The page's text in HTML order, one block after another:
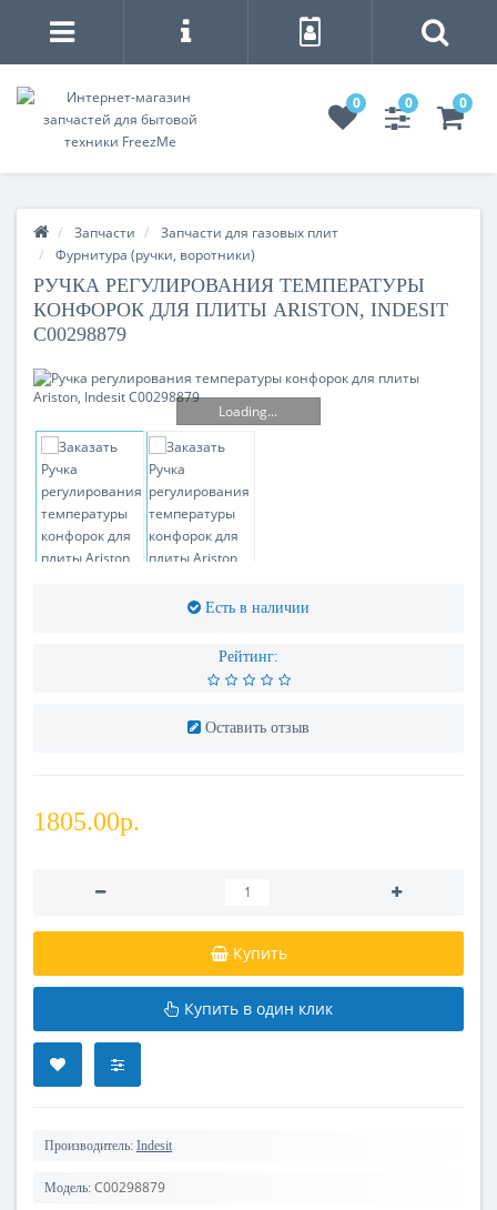
0 0 0
Запчасти
Запчасти для газовых плит
Фурнитура (ручки, воротники)
РУЧКА РЕГУЛИРОВАНИЯ ТЕМПЕРАТУРЫ
КОНФОРОК ДЛЯ ПЛИТЫ ARISTON, INDESIT
C00298879
Loading...
Есть в наличии
Рейтинг:
Оставить отзыв
1805.00р.
Купить
Купить в один клик
Производитель: Indesit
Модель: C00298879